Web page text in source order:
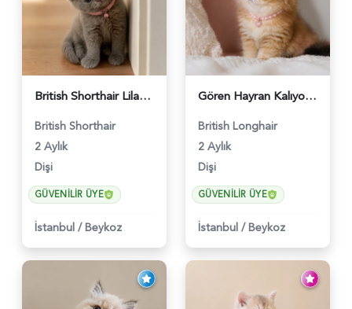
British Shorthair Lilac Dişi Tatlı Kızımız - 5236
British Shorthair
2 Aylık
Dişi
GÜVENILIR ÜYE
İstanbul / Beykoz
Gören Hayran Kalıyor! British Longhair Golden Dişi - 6345
British Longhair
2 Aylık
Dişi
GÜVENILIR ÜYE
İstanbul / Beykoz